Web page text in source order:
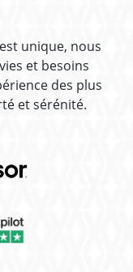
unique, nous
et besoins
des plus
et sérénité.